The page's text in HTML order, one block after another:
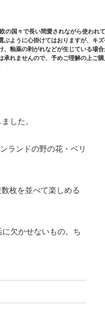
の国々で長い間愛されながら使われ
ぶように心掛けてはおりますが、キズ
、釉薬の剥がれなどが生じている場合
承れませんので、予めご理解の上ご
した。
ランドの野の花・ベリ
枚を並べて楽しめる
欠かせないもの。ち